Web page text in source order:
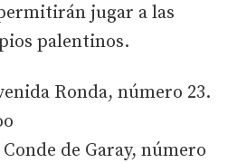
jugar a las
palentinos.
Ronda, número 23.
de Garay, número